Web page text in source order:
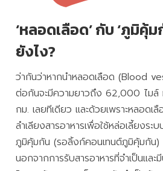
‘หลอดเลือด’ กับ ‘ภูมิคุ้
ยังไง?
ว่ากันว่าหากนำหลอดเลือด (Blood
ต่อกันจะมีความยาวถึง 62,000 ไม
กม. เลยทีเดียว และด้วยเพราะหลอดเลื
ลำเลียงสารอาหารเพื่อใช้หล่อเลี้ยงร
ภูมิคุ้มกัน (รอลิ้งก์คอนเทนต์ภูมิคุ้มกัน
นอกจากการรับสารอาหารที่จำเป็นและ